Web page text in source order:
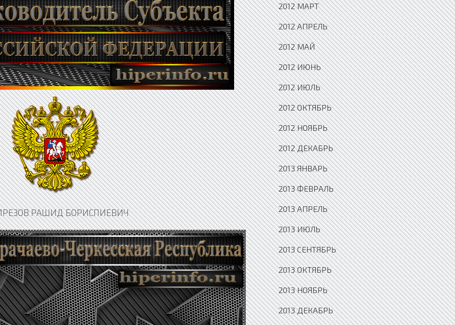
РАШИД БОРИСПИЕВИЧ
2012 МАРТ
2012 АПРЕЛЬ
2012 МАЙ
2012 ИЮНЬ
2012 ИЮЛЬ
2012 ОКТЯБРЬ
2012 НОЯБРЬ
2012 ДЕКАБРЬ
2013 ЯНВАРЬ
2013 ФЕВРАЛЬ
2013 АПРЕЛЬ
2013 ИЮЛЬ
2013 СЕНТЯБРЬ
2013 ОКТЯБРЬ
2013 НОЯБРЬ
2013 ДЕКАБРЬ